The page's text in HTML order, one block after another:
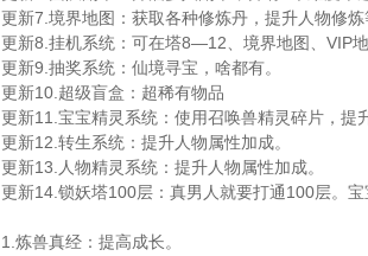
更新7.境界地图：获取各种修炼丹，提升人物修炼
更新8.挂机系统：可在塔8—12、境界地图、VIP
更新9.抽奖系统：仙境寻宝，啥都有。
更新10.超级盲盒：超稀有物品
更新11.宝宝精灵系统：使用召唤兽精灵碎片，提
更新12.转生系统：提升人物属性加成。
更新13.人物精灵系统：提升人物属性加成。
更新14.锁妖塔100层：真男人就要打通100层。宝
1.炼兽真经：提高成长。